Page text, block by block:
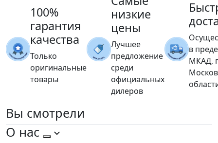
100%
гарантия
качества
Только
оригинальные
товары
низкие
цены
Лучшее
предложение
среди
официальных
дилеров
в
МКАД,
Вы смотрели
О нас